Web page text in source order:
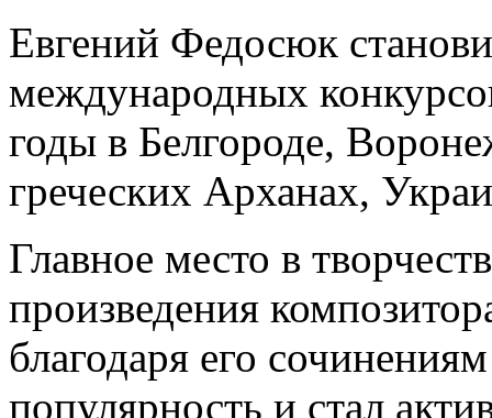
Евгений Федосюк
международных
годы в Белгороде,
греческих Арханах,
Главное место в
произведения
благодаря его
популярность и стал